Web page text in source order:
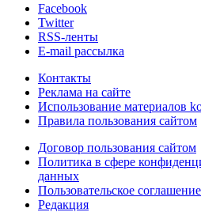
Facebook
Twitter
RSS-ленты
E-mail рассылка
Контакты
Реклама на сайте
Использование материалов
Правила пользования сайтом
Договор пользования сайтом
Политика в сфере
данных
Пользовательское соглашение
Редакция